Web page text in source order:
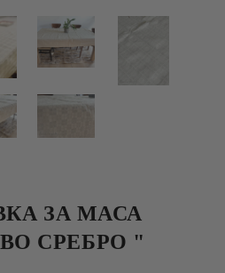
ЗА МАСА
СРЕБРО "